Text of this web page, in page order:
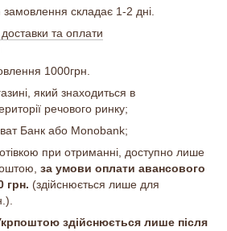
складає 1-2 дні.
та оплати
1000грн.
який знаходиться в
речового ринку;
Банк або Monobank;
при отриманні, доступно лише
за умови оплати авансового
грн. (здійснюється лише для
здійснюється лише після